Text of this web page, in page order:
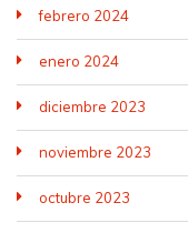
febrero 2024
enero 2024
diciembre 2023
noviembre 2023
octubre 2023